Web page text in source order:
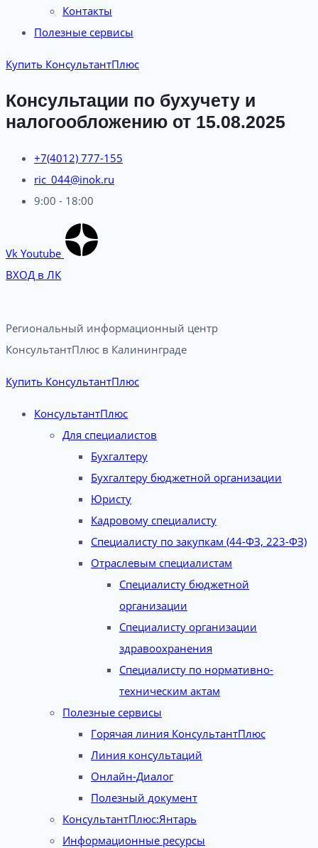
Контакты
Полезные сервисы
Купить КонсультантПлюс
Консультации по бухучету и
налогообложению от 15.08.2025
+7(4012) 777-155
ric_044@inok.ru
9:00 - 18:00
Vk Youtube
ВХОД в ЛК
Региональный информационный центр
КонсультантПлюс в Калининграде​
Купить КонсультантПлюс
КонсультантПлюс
Для специалистов
Бухгалтеру
Бухгалтеру бюджетной организации
Юристу
Кадровому специалисту
Специалисту по закупкам (44-ФЗ, 223-ФЗ)
Отраслевым специалистам
Специалисту бюджетной
организации
Специалисту организации
здравоохранения
Специалисту по нормативно-
техническим актам
Полезные сервисы
Горячая линия КонсультантПлюс
Линия консультаций
Онлайн-Диалог
Полезный документ
КонсультантПлюс:Янтарь
Информационные ресурсы